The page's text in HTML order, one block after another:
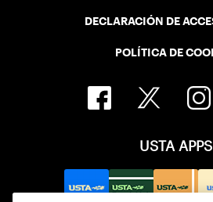
DECLARACIÓN DE
POLÍTICA DE
USTA APPS